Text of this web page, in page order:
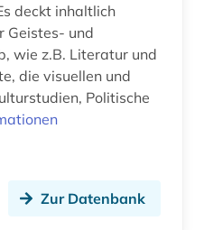
(1)
erneuerbare energien (2)
erziehungswissenschaft (1)
deckt inhaltlich
Geistes- und
wie z.B. Literatur und
die visuellen und
Politische
Zur Datenbank